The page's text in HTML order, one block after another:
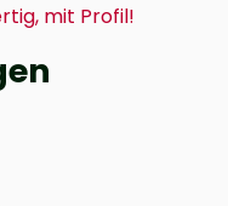
mit Profil!